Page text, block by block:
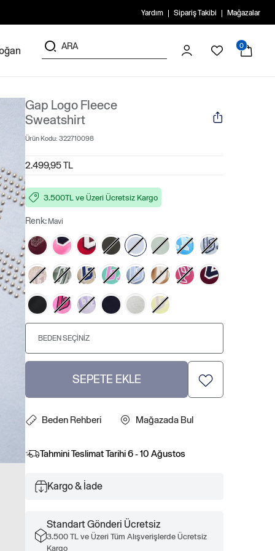
Yardım Sipariş Takibi Mağazalar
0
Gap Logo Fleece
Sweatshirt
Ürün Kodu: 322710098
2.499,95 TL
3.500TL ve Üzeri Ücretsiz Kargo
Renk: Mavi
BEDEN SEÇINIZ
SEPETE EKLE
Beden Rehberi Mağazada Bul
Tahmini Teslimat Tarihi6 - 10 Ağustos
Kargo & İade
Standart Gönderi Ücretsiz
3.500 TL ve Üzeri Tüm Alışverişlerde Ücretsiz
Kargo